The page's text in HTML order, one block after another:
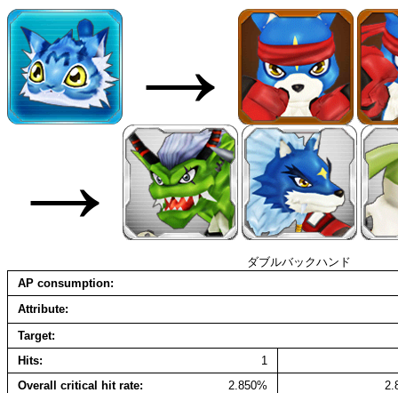
→
→
ダブルバックハンド
AP consumption
Attribute
Target
Hits
1
Overall critical hit rate
2.850%